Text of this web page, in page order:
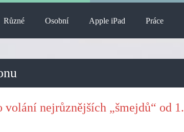
Různé Osobní Apple iPad Práce
volání nejrůznějších „šmejdů“ od 1.